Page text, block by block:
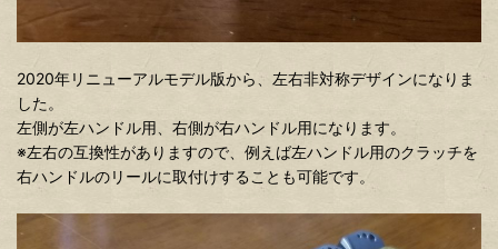
2020年リニューアルモデル版から、左右非対称デザインになりま
した。
左側が左ハンドル用、右側が右ハンドル用になります。
※左右の互換性がありますので、例えば左ハンドル用のクラッチを
右ハンドルのリールに取付けすることも可能です。